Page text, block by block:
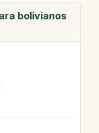
bolivianos